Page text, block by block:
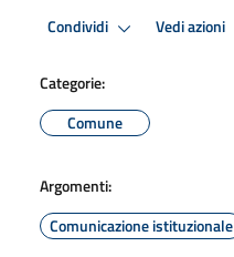
Condividi Vedi azioni
Categorie:
Comune
Argomenti:
Comunicazione istituzionale